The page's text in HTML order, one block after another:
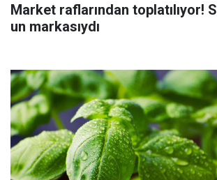
Market raflarından toplatılıyor!
un markasıydı